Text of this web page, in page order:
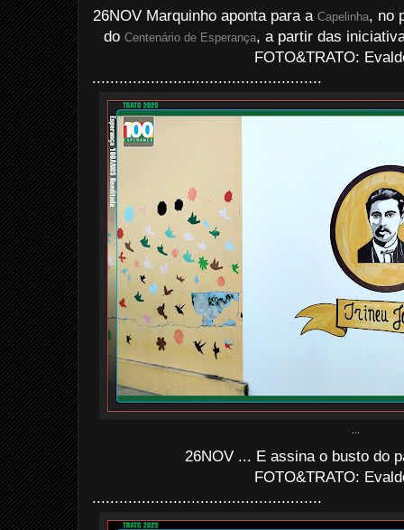
26NOV Marquinho aponta para aCapelinha, no
doCentenário de Esperança, a partir das
FOTO&TRATO:
...................................................
26NOV ... E assina o busto do
FOTO&TRATO:
...................................................